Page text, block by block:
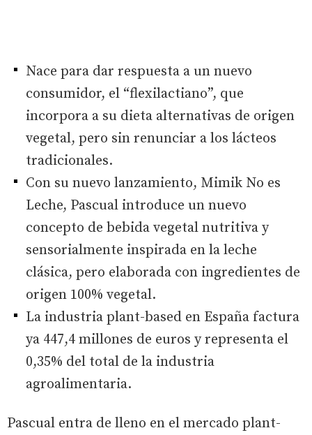
Nace para dar respuesta a un nuevo
consumidor, el “flexilactiano”, que
incorpora a su dieta alternativas de origen
vegetal, pero sin renunciar a los lácteos
tradicionales.
Con su nuevo lanzamiento, Mimik No es
Leche, Pascual introduce un nuevo
concepto de bebida vegetal nutritiva y
sensorialmente inspirada en la leche
clásica, pero elaborada con ingredientes de
origen 100% vegetal.
La industria plant-based en España factura
ya 447,4 millones de euros y representa el
0,35% del total de la industria
agroalimentaria.
Pascual entra de lleno en el mercado plant-